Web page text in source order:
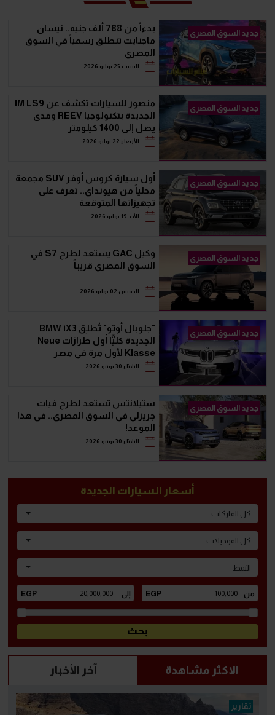
جديد السوق المصرى
بدءاً من 788 ألف جنيه.. نيسان
ماجنايت تنطلق رسمياً في السوق
المصري
السبت 25 يوليو 2026
جديد السوق المصرى
منصور للسيارات تكشف عن IM LS9
الجديدة بتكنولوجيا REEV ومدى
يصل إلى 1400 كيلومتر
الأربعاء 22 يوليو 2026
جديد السوق المصرى
أول سيارة كروس أوفر SUV مجمعة
محلياً من هيونداي.. تعرف على
تجهيزاتها المتوقعة
الأحد 19 يوليو 2026
جديد السوق المصرى
وكيل GAC يستعد لطرح S7 في
السوق المصري قريباً
الخميس 02 يوليو 2026
جديد السوق المصرى
"جلوبال أوتو" تُطلِق BMW iX3
الجديدة كليًّا أول طرازات Neue
Klasse لأول مرة في مصر
الثلاثاء 30 يونيو 2026
جديد السوق المصرى
ستيلانتس تستعد لطرح فيات
جريزلي في السوق المصري.. في هذا
الموعد!
الثلاثاء 30 يونيو 2026
أسعار السيارات الجديدة
كل الماركات
كل الموديلات
النمط
الاكثر مشاهدة آخر الأخبار
تقارير